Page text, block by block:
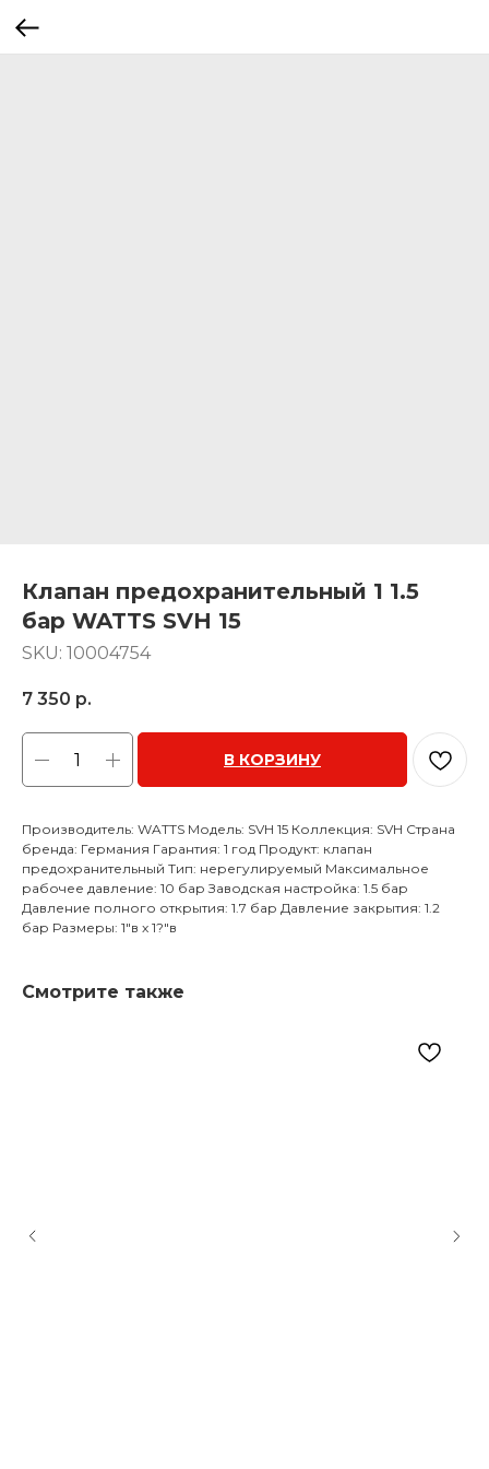
Клапан предохранительный 1 1.5
бар WATTS SVH 15
SKU: 10004754
7 350 р.
В КОРЗИНУ
Производитель: WATTS Модель: SVH 15 Коллекция: SVH Страна
бренда: Германия Гарантия: 1 год Продукт: клапан
предохранительный Тип: нерегулируемый Максимальное
рабочее давление: 10 бар Заводская настройка: 1.5 бар
Давление полного открытия: 1.7 бар Давление закрытия: 1.2
бар Размеры: 1"в x 1?"в
Смотрите также